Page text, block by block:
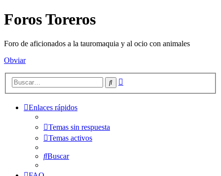
Foros Toreros
Foro de aficionados a la tauromaquia y al ocio con animales
Obviar
Buscar
Enlaces rápidos
Temas sin respuesta
Temas activos
Buscar